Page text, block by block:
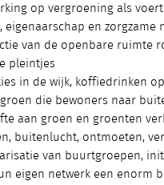
op vergroening als
eigenaarschap en zorgzame
van de openbare ruimte
pleintjes
in de wijk, koffiedrinken
die bewoners naar
aan groen en groenten
buitenlucht, ontmoeten,
van buurtgroepen,
eigen netwerk een enorm